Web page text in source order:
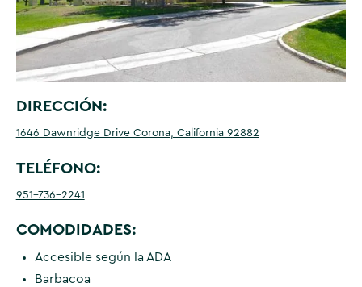
DIRECCIÓN:
1646 Dawnridge Drive Corona, California 92882
TELÉFONO:
951-736-2241
COMODIDADES:
Accesible según la ADA
Barbacoa